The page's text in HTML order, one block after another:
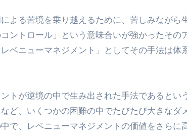
よる苦境を乗り越えるために、苦しみながら
ントロール」という意味合いが強かったその
ベニューマネジメント」としてその手法は体
トが逆境の中で生み出された手法であるとい
ど、いくつかの困難の中でたびたび大きなダ
で、レベニューマネジメントの価値をさらに